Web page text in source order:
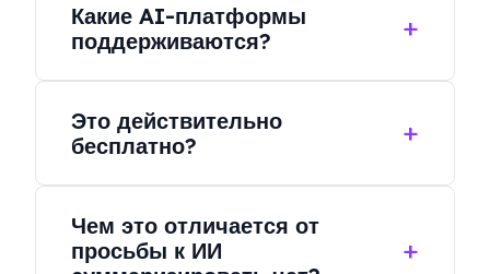
Какие AI-платформы
поддерживаются?
ChatGPT, Google Gemini и DeepSeek.
Регулярно добавляются новые платформы.
Это действительно
бесплатно?
визуальные карты — бесплатная функция.
Просто установите расширение, чтобы
Чем это отличается от
просьбы к ИИ